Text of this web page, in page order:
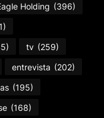
Holding (396)
tv (259)
entrevista (202)
(195)
(168)